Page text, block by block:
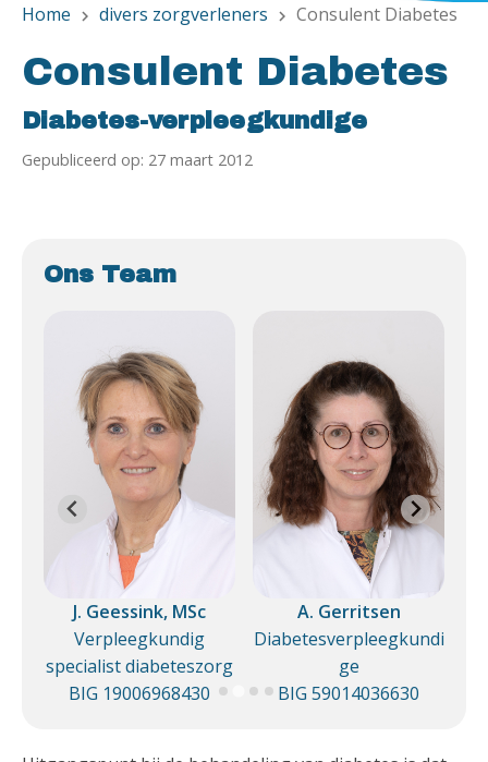
Home chevron_right divers zorgverleners chevron_right Consulent Diabetes
Consulent Diabetes
Diabetes-verpleegkundige
Gepubliceerd op: 27 maart 2012
Ons Team
J. Geessink, MSc
Verpleegkundig
specialist diabeteszorg
BIG 19006968430
A. Gerritsen
Diabetesverpleegkundi
ge
BIG 59014036630